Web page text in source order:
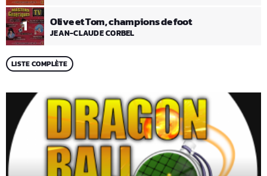
1 Olive et Tom, champions de foot
JEAN-CLAUDE CORBEL
LISTE COMPLÈTE